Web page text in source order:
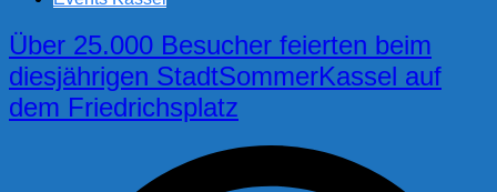
Über 25.000 Besucher feierten beim
diesjährigen StadtSommerKassel auf
dem Friedrichsplatz